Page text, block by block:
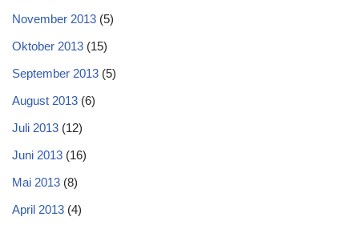
November 2013 (5)
Oktober 2013 (15)
September 2013 (5)
August 2013 (6)
Juli 2013 (12)
Juni 2013 (16)
Mai 2013 (8)
April 2013 (4)